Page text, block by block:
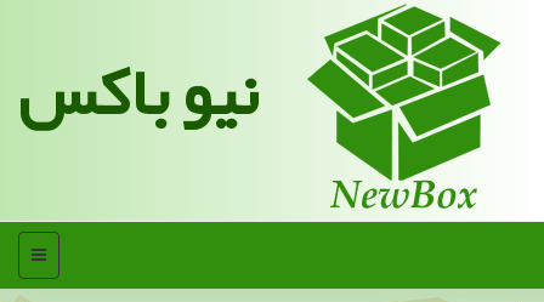
نیو باکس
منو